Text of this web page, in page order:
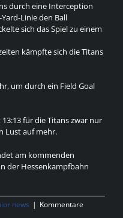
durch eine Interception
Linie den Ball
sich das Spiel zu einem
kämpfte sich die Titans
um durch ein Field Goal
für die Titans zwar nur
Lust auf mehr.
am kommenden
der Hessenkampfbahn
news | Kommentare